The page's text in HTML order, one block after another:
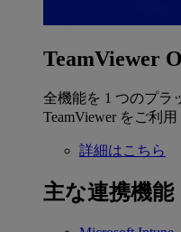
TeamViewer
全機能を 1 つのプラ
TeamViewer をご利用
詳細はこちら
主な連携機能